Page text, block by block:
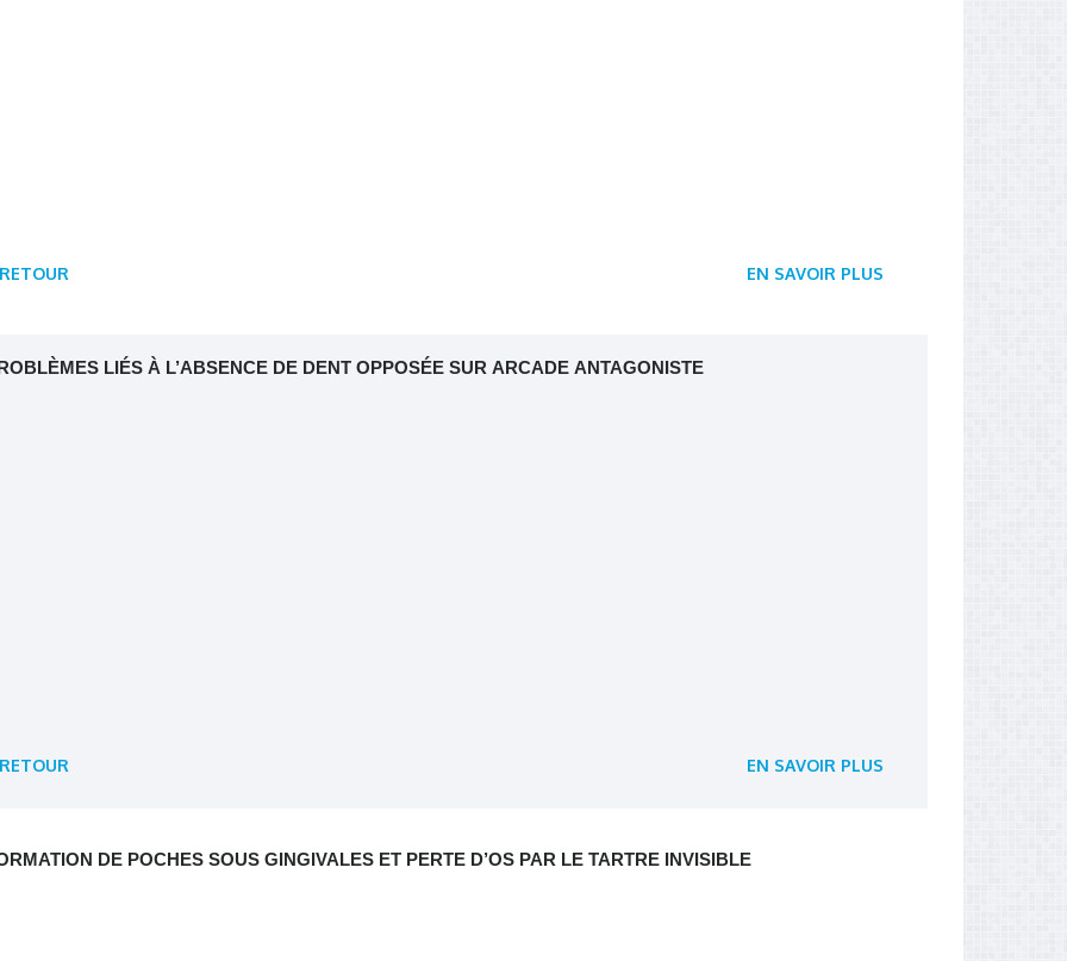
EN SAVOIR PLUS
LIÉS À L’ABSENCE DE DENT OPPOSÉE SUR ARCADE ANTAGONISTE
EN SAVOIR PLUS
DE POCHES SOUS GINGIVALES ET PERTE D’OS PAR LE TARTRE INVISIBLE